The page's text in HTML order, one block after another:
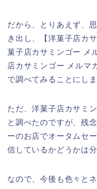
だから、とりあえず、
き出し、【洋菓子店カ
菓子店カサミンゴー メ
店カサミンゴー メルマ
で調べてみることにしま
ただ、洋菓子店カサミ
と調べたのですが、残
ーのお店でオータムセ
信しているかどうかは
なので、今後も色々と